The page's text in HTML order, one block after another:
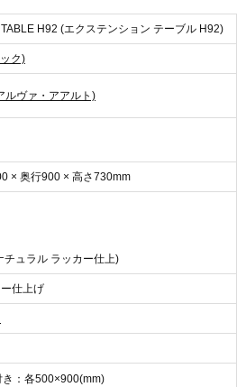
H92 (エクステンション テーブル H92)
ク)
ルヴァ・アアルト)
× 奥行900 × 高さ730mm
チュラル ラッカー仕上)
仕上げ
き：各500×900(mm)